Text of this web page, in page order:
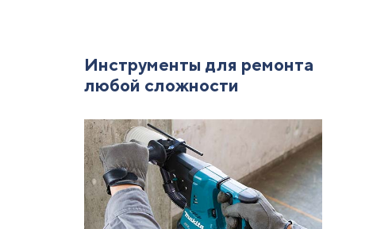
Инструменты для ремонта
любой сложности